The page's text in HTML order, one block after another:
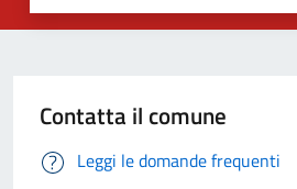
Contatta il comune
Leggi le domande frequenti